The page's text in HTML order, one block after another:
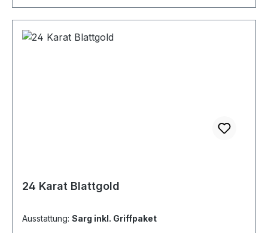
24 Karat Blattgold
Ausstattung: Sarg inkl. Griffpaket